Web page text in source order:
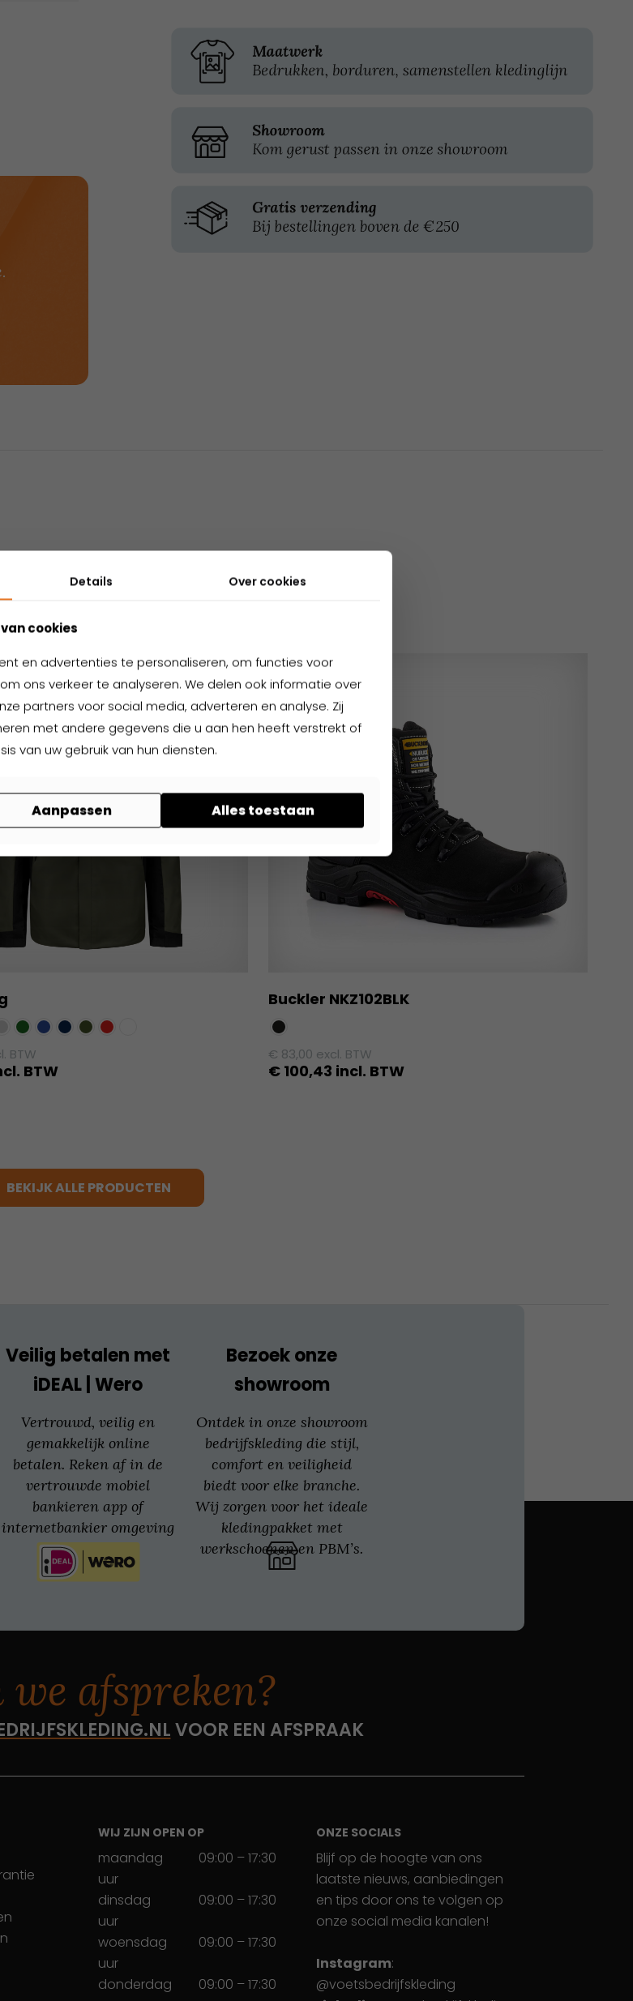
producten
BTW
BTW
Buckler NKZ102BLK
€ 83,00 excl. BTW
€100,43 incl. BTW
productpagina
BEKIJK ALLE PRODUCTEN
Veilig betalen met
iDEAL | Wero
Vertrouwd, veilig en
gemakkelijk online
betalen. Reken af in de
vertrouwde mobiel
bankieren app of
internetbankier omgeving
van jouw bank.
Bezoek onze
showroom
Ontdek in onze showroom
bedrijfskleding die stijl,
comfort en veiligheid
biedt voor elke branche.
Wij zorgen voor het ideale
kledingpakket met
werkschoenen en PBM’s.
we afspreken?
VOOR EEN AFSPRAAK
WIJ ZIJN OPEN OP
maandag
09:00 – 17:30
uur
dinsdag
09:00 – 17:30
uur
woensdag
09:00 – 17:30
uur
donderdag
09:00 – 17:30
ONZE SOCIALS
Blijf op de hoogte van ons
laatste nieuws, aanbiedingen
en tips door ons te volgen op
onze social media kanalen!
Instagram:
@voetsbedrijfskleding
Details Over cookies
cookies
en advertenties te personaliseren, om functies voor
ons verkeer te analyseren. We delen ook informatie over
partners voor social media, adverteren en analyse. Zij
met andere gegevens die u aan hen heeft verstrekt of
van uw gebruik van hun diensten.
Aanpassen Alles toestaan